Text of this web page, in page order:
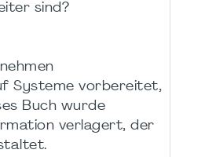
sind?
Systeme vorbereitet,
Buch wurde
verlagert, der